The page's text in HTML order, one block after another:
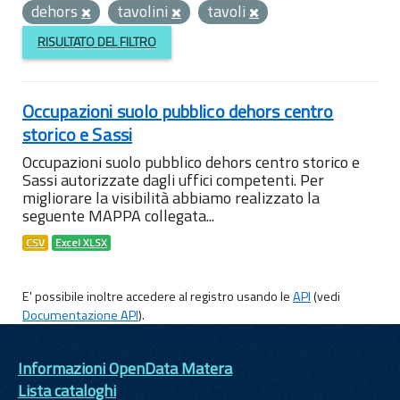
dehors
tavolini tavoli
RISULTATO DEL FILTRO
Occupazioni suolo pubblico dehors centro
storico e Sassi
Occupazioni suolo pubblico dehors centro storico e
Sassi autorizzate dagli uffici competenti. Per
migliorare la visibilità abbiamo realizzato la
seguente MAPPA collegata...
CSV Excel XLSX
E' possibile inoltre accedere al registro usando leAPI(vedi
Documentazione API).
Informazioni OpenData Matera
Lista cataloghi